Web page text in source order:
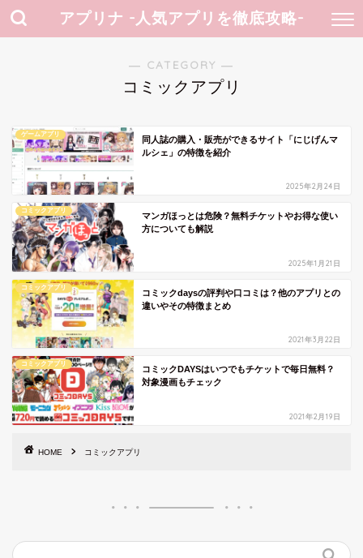
アプリナ -人気アプリを徹底攻略-
― CATEGORY ―
コミックアプリ
ゲームアプリ
同人誌の購入・販売ができるサイト「にじげんマ
ルシェ」の特徴を紹介
2025年2月24日
コミックアプリ
マンガほっとは危険？無料チケットやお得な使い
方についても解説
2025年1月21日
コミックアプリ
コミックdaysの評判や口コミは？他のアプリとの
違いやその特徴まとめ
2021年3月22日
コミックアプリ
コミックDAYSはいつでもチケットで毎日無料？
対象漫画もチェック
2021年2月19日
HOME コミックアプリ